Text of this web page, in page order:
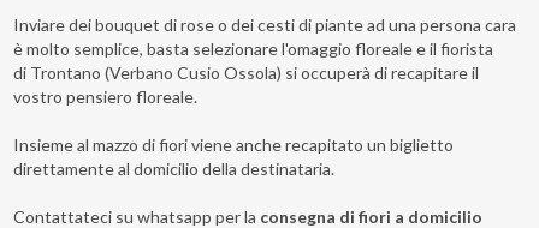
Inviare dei bouquet di rose o dei cesti di piante ad una persona cara
è molto semplice, basta selezionare l'omaggio floreale e il fiorista
di Trontano (Verbano Cusio Ossola) si occuperà di recapitare il
vostro pensiero floreale.
Insieme al mazzo di fiori viene anche recapitato un biglietto
direttamente al domicilio della destinataria.
Contattateci su whatsapp per la consegna di fiori a domicilio